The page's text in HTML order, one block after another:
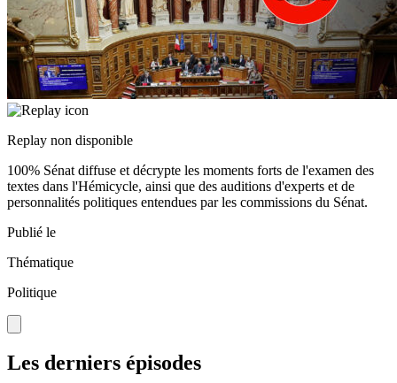
Replay non disponible
100% Sénat diffuse et décrypte les moments forts de l'examen des
textes dans l'Hémicycle, ainsi que des auditions d'experts et de
personnalités politiques entendues par les commissions du Sénat.
Publié le
Thématique
Politique
Les derniers épisodes